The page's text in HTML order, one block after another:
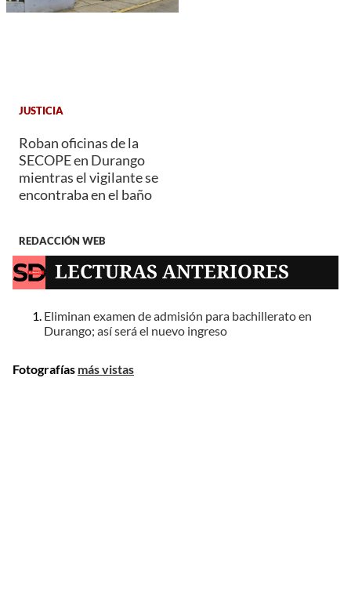
JUSTICIA
Roban oficinas de la
SECOPE en Durango
mientras el vigilante se
encontraba en el baño
REDACCIÓN WEB
LECTURAS ANTERIORES
Eliminan examen de admisión para bachillerato en
Durango; así será el nuevo ingreso
Fotografías más vistas